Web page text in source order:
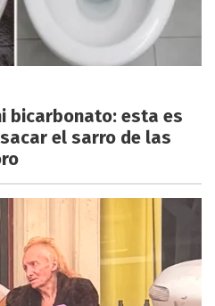
bicarbonato: esta es
el sarro de las